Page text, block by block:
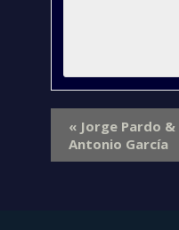
«Jorge Pardo &
Antonio García